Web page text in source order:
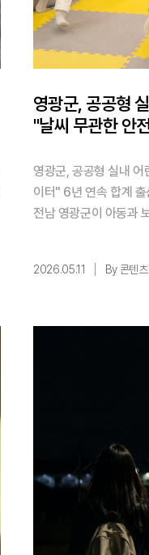
영광군, 공공형
"날씨 무관한 안
영광군, 공공형 실내
이터" 6년 연속 합계 출산율 전국 1위를 (24년 통계 기준) 기록한
전남 영광군이 아동과
과열에 따른 화상 위험
2026.05.11 By 콘텐